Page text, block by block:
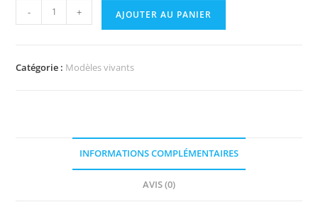
- + AJOUTER AU PANIER
Catégorie : Modèles vivants
INFORMATIONS COMPLÉMENTAIRES
AVIS (0)